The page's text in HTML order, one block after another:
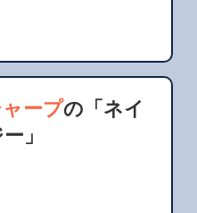
ープの「ネイ
」